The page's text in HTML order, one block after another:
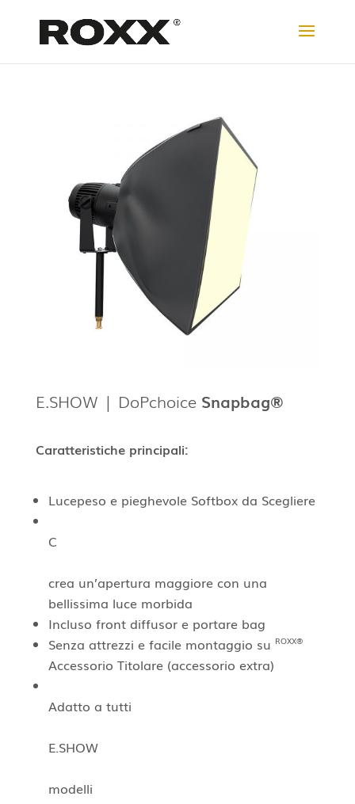
E.SHOW | DoPchoice Snapbag®
Caratteristiche principali:
Lucepeso e pieghevole Softbox da Scegliere
C
crea un’apertura maggiore con una
bellissima luce morbida
Incluso front diffusor eportare bag
Senza attrezzi e facile montaggio su ROXX®
Accessorio Titolare (accessorio extra)
Adatto a tutti
E.SHOW
modelli